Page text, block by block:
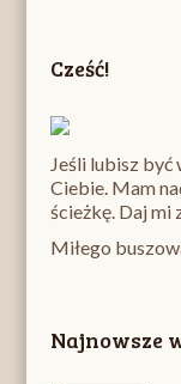
Cześć!
Jeśli lubisz być
Ciebie. Mam
ścieżkę. Daj mi
Miłego
Najnowsze